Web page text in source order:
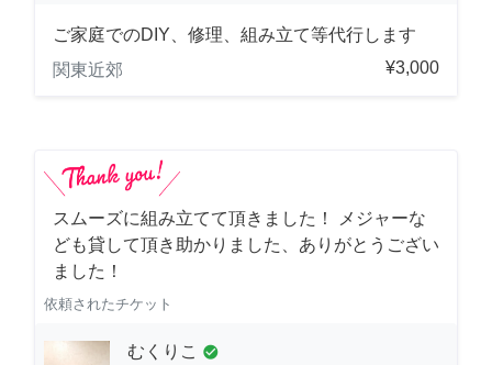
ご家庭でのDIY、修理、組み立て等代行します
関東近郊
¥3,000
スムーズに組み立てて頂きました！ メジャーな
ども貸して頂き助かりました、ありがとうござい
ました！
依頼されたチケット
むくりこ check_circle